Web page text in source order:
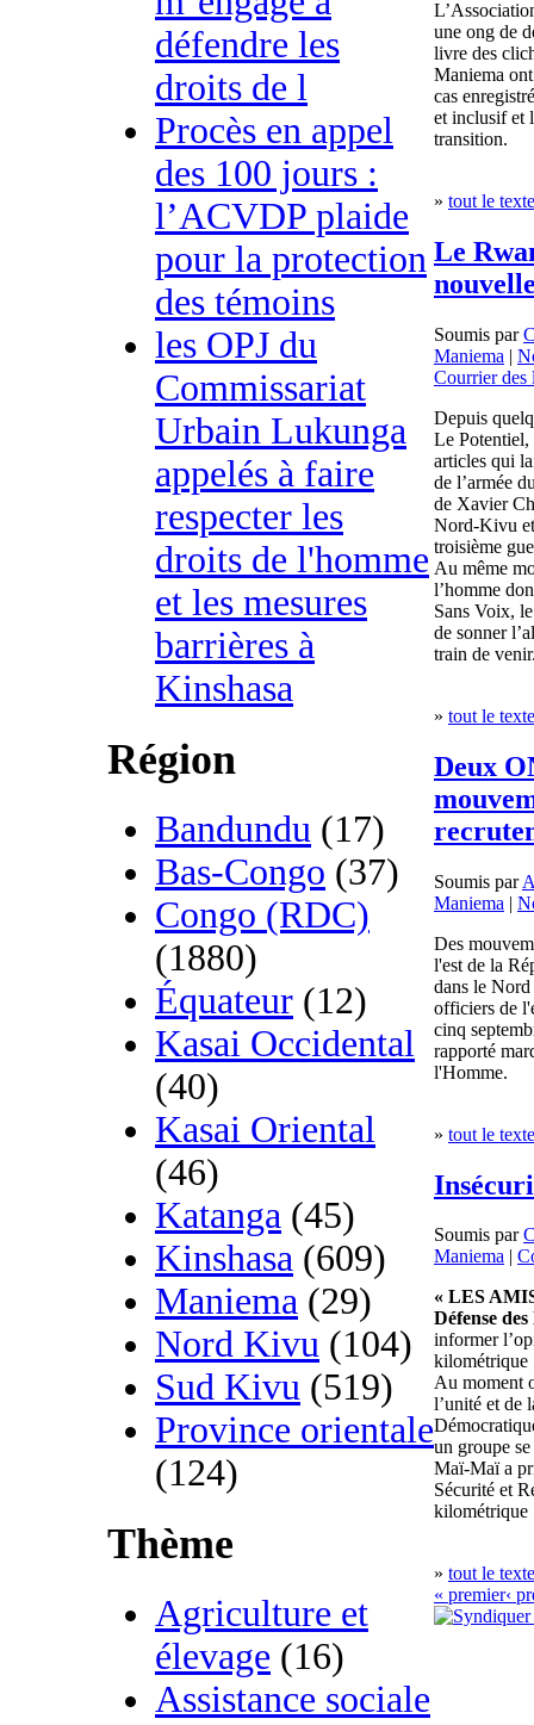
défendre les
droits de l
Procès en appel
des 100 jours :
l’ACVDP plaide
pour la protection
des témoins
les OPJ du
Commissariat
Urbain Lukunga
appelés à faire
respecter les
droits de l'homme
et les mesures
barrières à
Kinshasa
Région
Bandundu (17)
Bas-Congo (37)
Congo (RDC)
(1880)
Équateur (12)
Kasai Occidental
(40)
Kasai Oriental
(46)
Katanga (45)
Kinshasa (609)
Maniema (29)
Nord Kivu (104)
Sud Kivu (519)
Province orientale
(124)
Thème
Agriculture et
élevage (16)
Assistance sociale
une ong de
livre des
Maniema
cas
et inclusif et
transition.
» tout le texte
Le
Soumis par
Maniema |
Courrier des
Depuis
Le Potentiel,
articles qui
de l’armée
de Xavier
Nord-Kivu
troisième
Au même
l’homme
Sans Voix,
de sonner
train de
» tout le texte
Deux
Soumis par
Maniema |
Des
l'est de la
dans le Nord
officiers de
cinq
rapporté
l'Homme.
» tout le texte
Soumis par
Maniema
« LES
Défense
informer
kilométrique
Au moment
l’unité et de
un groupe
Maï-Maï a
Sécurité et
kilométrique
» tout le texte
« premier‹